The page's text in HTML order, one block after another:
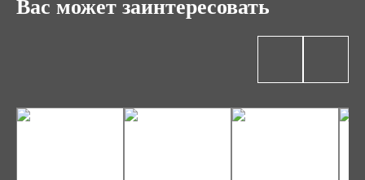
Вас может заинтересовать